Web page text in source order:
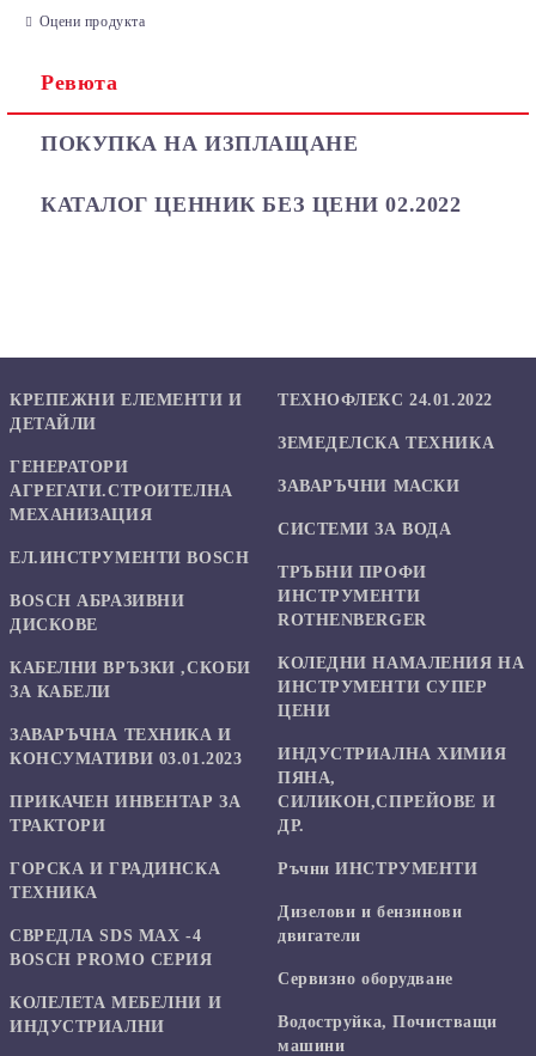
Ние ще се свържем с вас в рамките на работния ден.
Оцени продукта
Ревюта
ПОКУПКА НА ИЗПЛАЩАНЕ
КАТАЛОГ ЦЕННИК БЕЗ ЦЕНИ 02.2022
КРЕПЕЖНИ ЕЛЕМЕНТИ И
ДЕТАЙЛИ
ГЕНЕРАТОРИ
АГРЕГАТИ.СТРОИТЕЛНА
МЕХАНИЗАЦИЯ
ЕЛ.ИНСТРУМЕНТИ BOSCH
BOSCH АБРАЗИВНИ
ДИСКОВЕ
КАБЕЛНИ ВРЪЗКИ ,СКОБИ
ЗА КАБЕЛИ
ЗАВАРЪЧНА ТЕХНИКА И
КОНСУМАТИВИ 03.01.2023
ПРИКАЧЕН ИНВЕНТАР ЗА
ТРАКТОРИ
ГОРСКА И ГРАДИНСКА
ТЕХНИКА
СВРЕДЛА SDS MAX -4
BOSCH PROMO СЕРИЯ
КОЛЕЛЕТА МЕБЕЛНИ И
ИНДУСТРИАЛНИ
ТЕХНОФЛЕКС 24.01.2022
ЗЕМЕДЕЛСКА ТЕХНИКА
ЗАВАРЪЧНИ МАСКИ
СИСТЕМИ ЗА ВОДА
ТРЪБНИ ПРОФИ
ИНСТРУМЕНТИ
ROTHENBERGER
КОЛЕДНИ НАМАЛЕНИЯ НА
ИНСТРУМЕНТИ СУПЕР
ЦЕНИ
ИНДУСТРИАЛНА ХИМИЯ
ПЯНА,
СИЛИКОН,СПРЕЙОВЕ И
ДР.
Ръчни ИНСТРУМЕНТИ
Дизелови и бензинови
двигатели
Сервизно оборудване
Водоструйка, Почистващи
машини